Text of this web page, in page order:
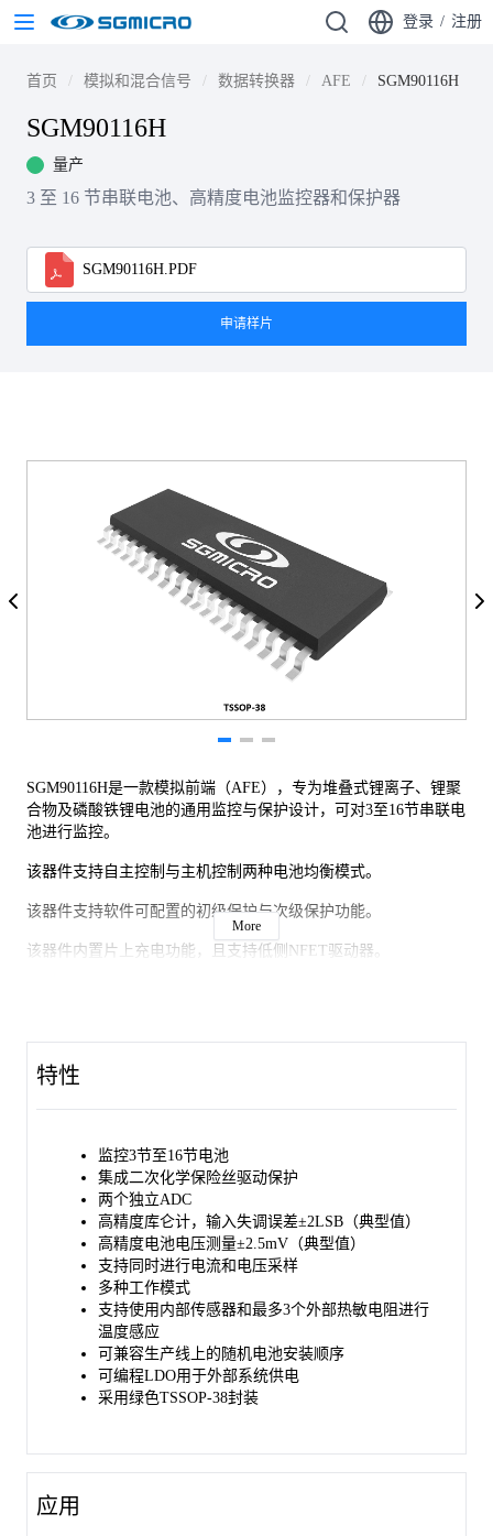
登录 / 注册
首页 模拟和混合信号 数据转换器 AFE SGM90116H
SGM90116H
量产
3 至 16 节串联电池、高精度电池监控器和保护器
SGM90116H.PDF
申请样片
SGM90116H是一款模拟前端（AFE），专为堆叠式锂离子、锂聚
合物及磷酸铁锂电池的通用监控与保护设计，可对3至16节串联电
池进行监控。
该器件支持自主控制与主机控制两种电池均衡模式。
该器件支持软件可配置的初级保护与次级保护功能。
该器件内置片上充电功能，且支持低侧NFET驱动器。
More
特性
监控3节至16节电池
集成二次化学保险丝驱动保护
两个独立ADC
高精度库仑计，输入失调误差±2LSB（典型值）
高精度电池电压测量±2.5mV（典型值）
支持同时进行电流和电压采样
多种工作模式
支持使用内部传感器和最多3个外部热敏电阻进行
温度感应
可兼容生产线上的随机电池安装顺序
可编程LDO用于外部系统供电
采用绿色TSSOP-38封装
应用